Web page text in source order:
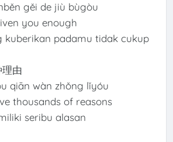
gěi de jiù bùgòu
you enough
kuberikan padamu tidak cukup
由
qiān wàn zhǒng lǐyóu
thousands of reasons
seribu alasan